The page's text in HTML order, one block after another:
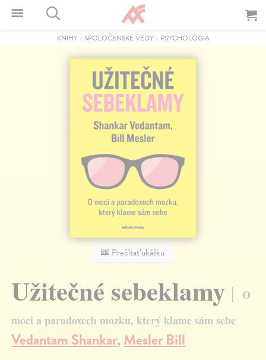
KNIHY- SPOLOČENSKÉ VEDY- PSYCHOLÓGIA
Prečítať ukážku
Užitečné sebeklamy
O
moci a paradoxech mozku, který klame sám sebe
Vedantam Shankar,Mesler Bill